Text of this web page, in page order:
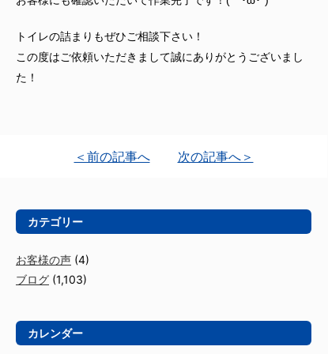
トイレの詰まりもぜひご相談下さい！
この度はご依頼いただきまして誠にありがとうございまし
た！
＜前の記事へ 次の記事へ＞
カテゴリー
お客様の声 (4)
ブログ (1,103)
カレンダー